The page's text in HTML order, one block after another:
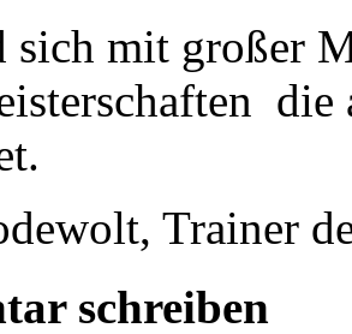
sich mit großer
Trainer
schreiben